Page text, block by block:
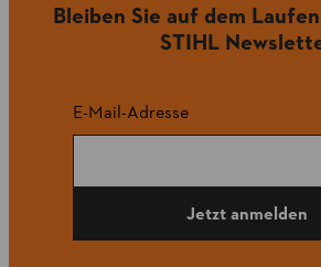
Bleiben Sie auf dem
STIHL
E-Mail-Adresse
Jetzt anmelden